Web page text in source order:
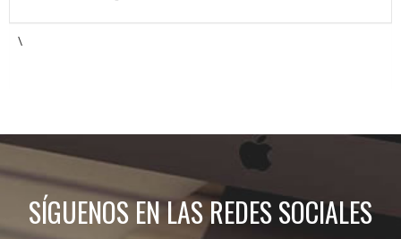
\
SÍGUENOS EN LAS REDES SOCIALES